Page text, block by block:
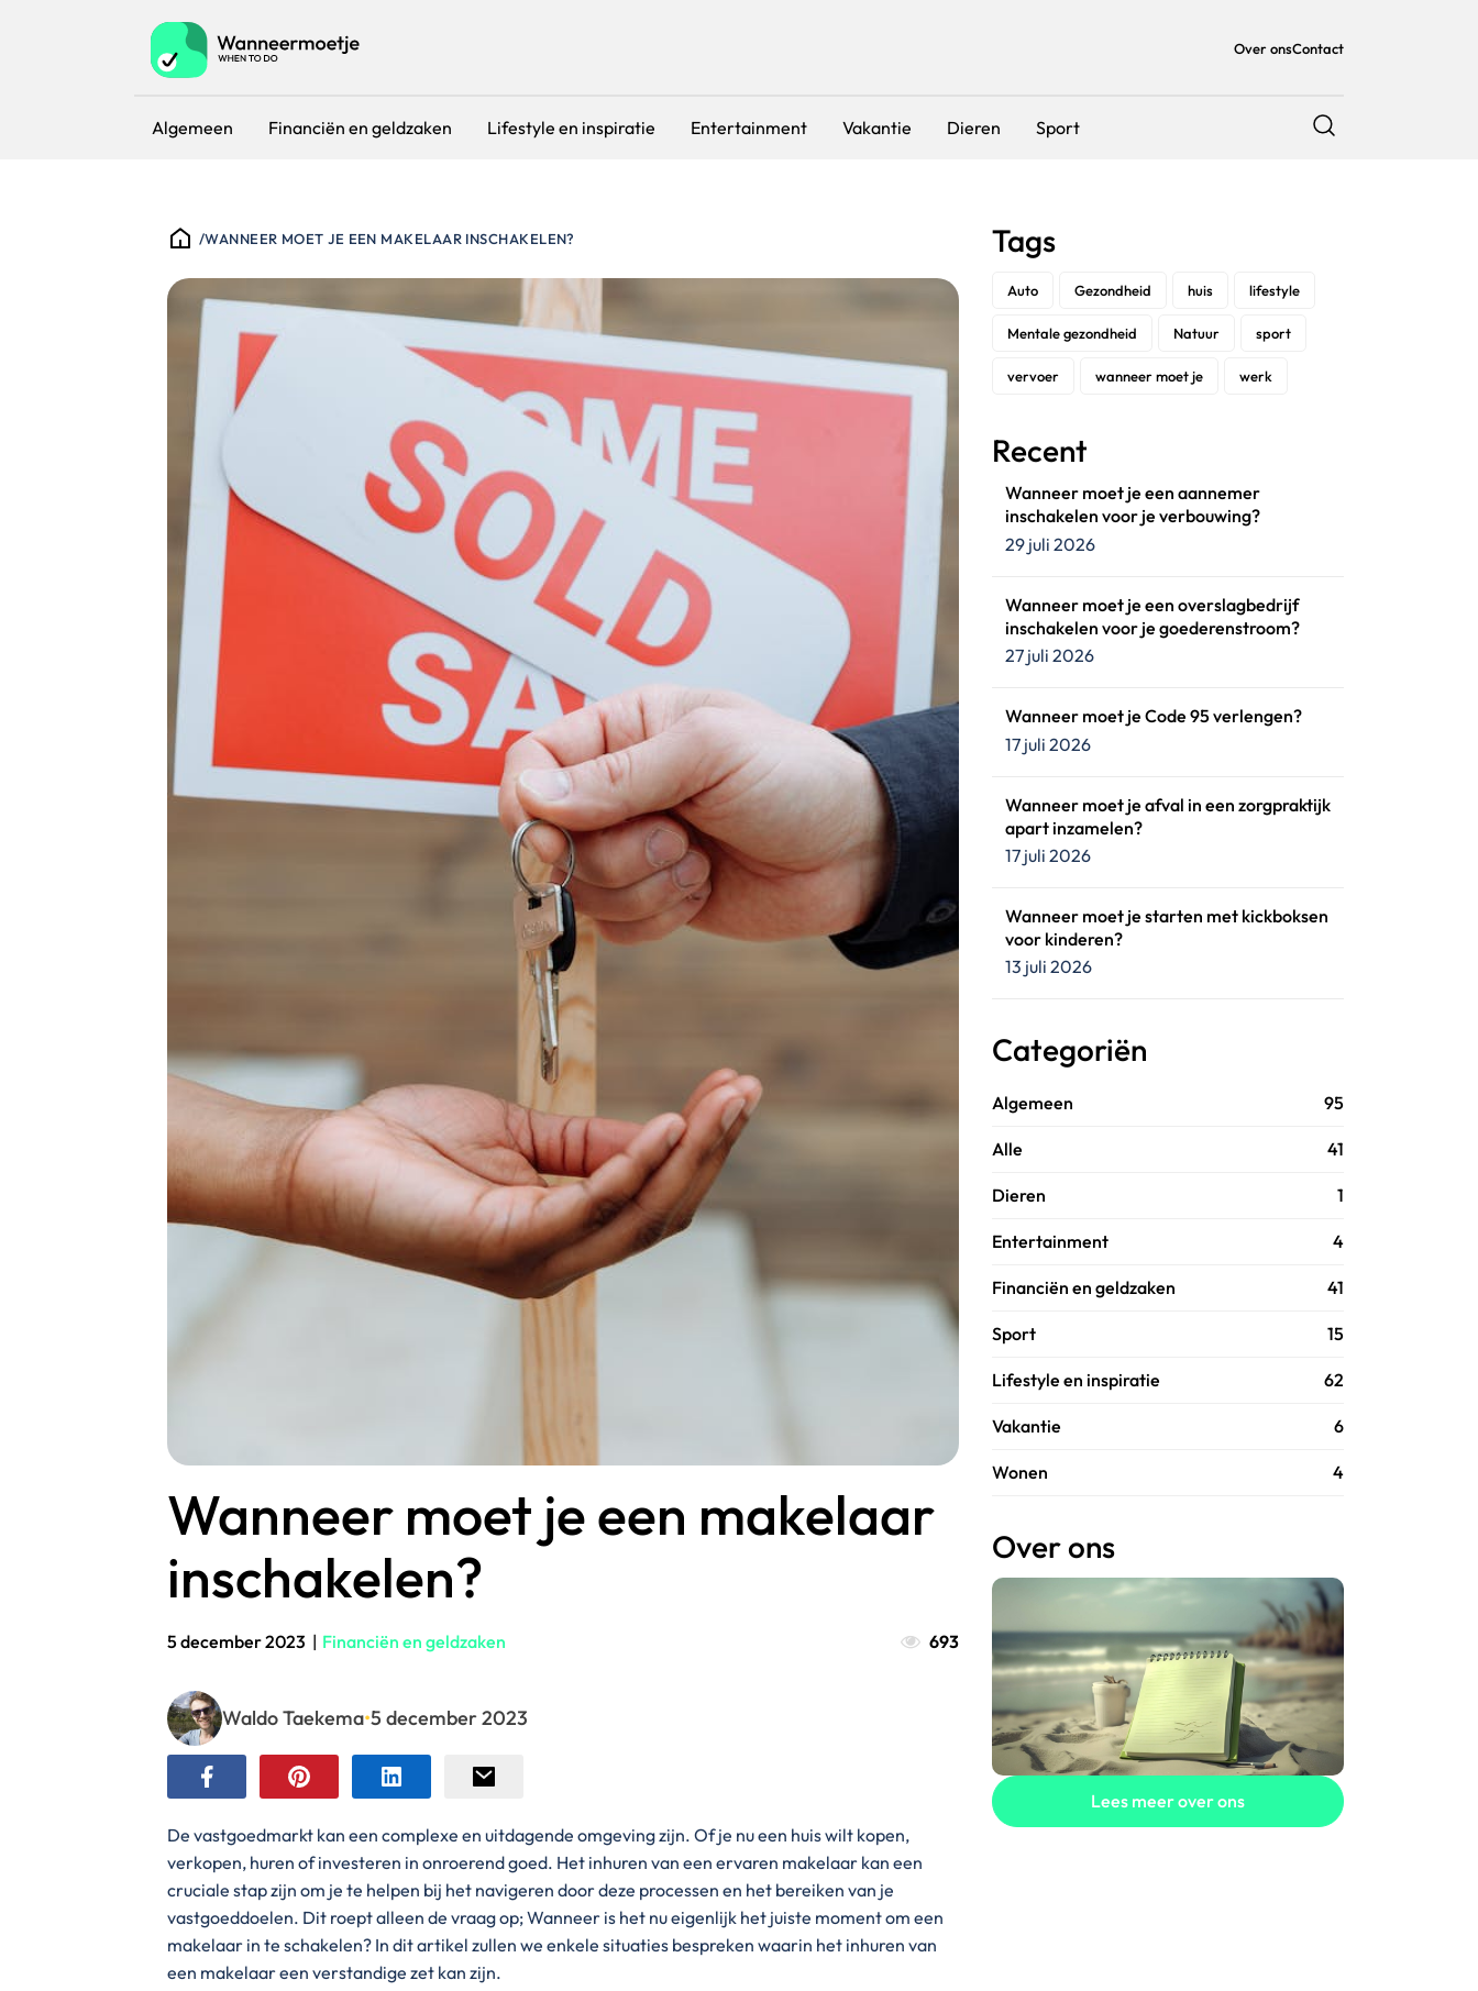
Over onsContact
Algemeen Financiën en geldzaken Lifestyle en inspiratie Entertainment Vakantie Dieren Sport
/WANNEER MOET JE EEN MAKELAAR INSCHAKELEN?
Wanneer moet je een makelaar
inschakelen?
5 december 2023 | Financiën en geldzaken 693
Waldo Taekema•5 december 2023
De vastgoedmarkt kan een complexe en uitdagende omgeving zijn. Of je nu een huis wilt kopen,
verkopen, huren of investeren in onroerend goed. Het inhuren van een ervaren makelaar kan een
cruciale stap zijn om je te helpen bij het navigeren door deze processen en het bereiken van je
vastgoeddoelen. Dit roept alleen de vraag op; Wanneer is het nu eigenlijk het juiste moment om een
makelaar in te schakelen? In dit artikel zullen we enkele situaties bespreken waarin het inhuren van
een makelaar een verstandige zet kan zijn.
Tags
Auto Gezondheid huis lifestyle
Mentale gezondheid Natuur sport
vervoer wanneer moet je werk
Recent
Wanneer moet je een aannemer
inschakelen voor je verbouwing?
29 juli 2026
Wanneer moet je een overslagbedrijf
inschakelen voor je goederenstroom?
27 juli 2026
Wanneer moet je Code 95 verlengen?
17 juli 2026
Wanneer moet je afval in een zorgpraktijk
apart inzamelen?
17 juli 2026
Wanneer moet je starten met kickboksen
voor kinderen?
13 juli 2026
Categoriën
Algemeen 95
Alle 41
Dieren 1
Entertainment 4
Financiën en geldzaken 41
Sport 15
Lifestyle en inspiratie 62
Vakantie 6
Wonen 4
Over ons
Lees meer over ons